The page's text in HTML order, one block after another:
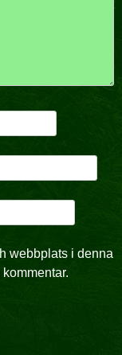
webbplats i denna